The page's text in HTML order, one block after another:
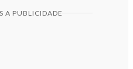
A PUBLICIDADE